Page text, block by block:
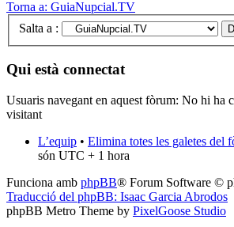
Torna a: GuiaNupcial.TV
Salta a :
Qui està connectat
Usuaris navegant en aquest fòrum: No hi ha
visitant
L’equip • Elimina totes les galetes del
són UTC + 1 hora
Funciona amb phpBB® Forum Software ©
Traducció del phpBB: Isaac Garcia Abrodos
phpBB Metro Theme by PixelGoose Studio